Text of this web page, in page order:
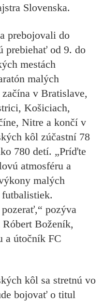
Slovenska.
prebojovali do
prebiehať od 9. do
mestách
malých
v Bratislave,
Košiciach,
Nitre a končí v
kôl zúčastní 78
780 detí. „Príďte
atmosféru a
malých
pozýva
Boženík,
a útočník FC
kôl sa stretnú vo
bojovať o titul